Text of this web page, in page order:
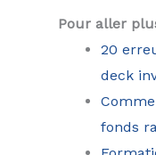
Pour aller
20
deck
fonds